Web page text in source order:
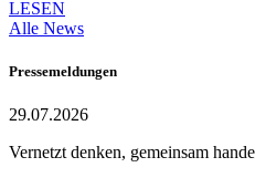
LESEN
Alle News
Pressemeldungen
29.07.2026
Vernetzt denken, gemeinsam